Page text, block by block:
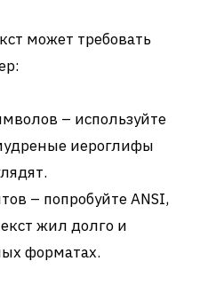
может требовать
– используйте
иероглифы
– попробуйте ANSI,
жил долго и
форматах.